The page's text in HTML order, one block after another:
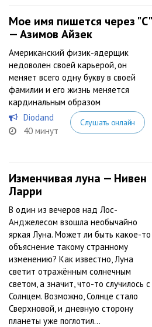
Мое имя пишется через "С"
— Азимов Айзек
Американский‏ ‎физик-ядерщик‏
‎недоволен ‎своей ‎карьерой, ‎он
‎меняет ‎всего ‎одну ‎букву‏ ‎в ‎своей‏
‎фамилии‏ ‎и ‎его‏ ‎жизнь ‎меняется
‎кардинальным ‎образом
Diodand
40 минут
Слушать онлайн
Изменчивая луна — Нивен
Ларри
В один из вечеров над Лос-
Анджелесом взошла необычайно
яркая Луна. Может ли быть какое-то
объяснение такому странному
изменению? Как известно, Луна
светит отражённым солнечным
светом, а значит, что-то случилось с
Солнцем. Возможно, Солнце стало
Сверхновой, и дневную сторону
планеты уже поглотил...